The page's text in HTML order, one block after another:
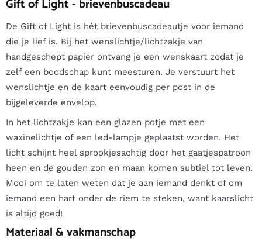
Gift of Light - brievenbuscadeau
De Gift of Light is hét brievenbuscadeautje voor iemand
die je lief is. Bij het wenslichtje/lichtzakje van
handgeschept papier ontvang je een wenskaart zodat je
zelf een boodschap kunt meesturen. Je verstuurt het
wenslichtje en de kaart eenvoudig per post in de
bijgeleverde envelop.
In het lichtzakje kan een glazen potje met een
waxinelichtje of een led-lampje geplaatst worden. Het
licht schijnt heel sprookjesachtig door het gaatjespatroon
heen en de gouden zon en maan komen subtiel tot leven.
Mooi om te laten weten dat je aan iemand denkt of om
iemand een hart onder de riem te steken, want kaarslicht
is altijd goed!
Materiaal & vakmanschap